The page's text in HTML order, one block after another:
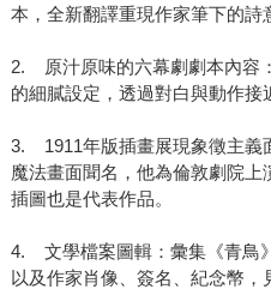
本，全新翻譯重現作家筆下的詩
2. 原汁原味的六幕劇劇本內容
的細膩設定，透過對白與動作接
3. 1911年版插畫展現象徵主義
魔法畫面聞名，他為倫敦劇院
插圖也是代表作品。
4. 文學檔案圖輯：彙集《青鳥
以及作家肖像、簽名、紀念幣，